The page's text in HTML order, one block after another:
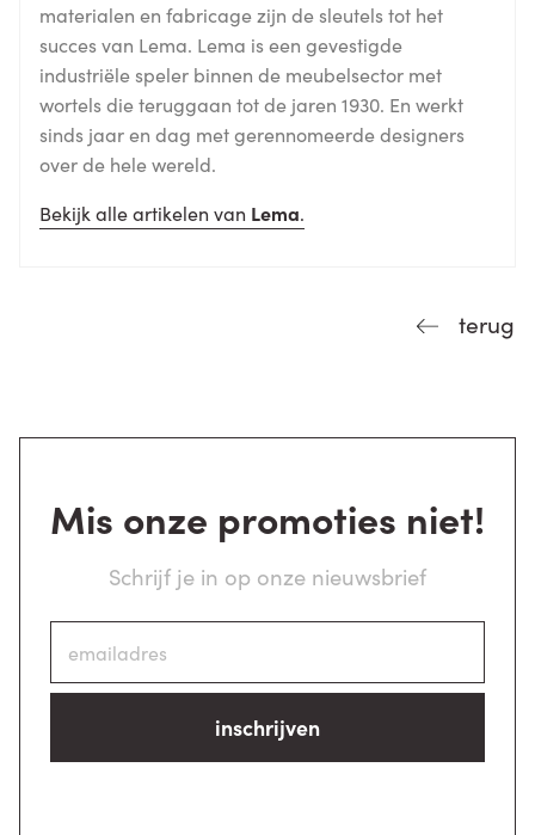
materialen en fabricage zijn de sleutels tot het
succes van Lema. Lema is een gevestigde
industriële speler binnen de meubelsector met
wortels die teruggaan tot de jaren 1930. En werkt
sinds jaar en dag met gerennomeerde designers
over de hele wereld.
Bekijk alle artikelen van Lema.
terug
Mis onze promoties niet!
Schrijf je in op onze nieuwsbrief
inschrijven